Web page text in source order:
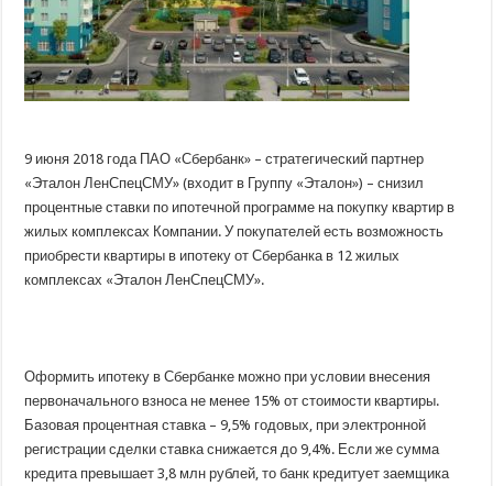
9 июня 2018 года ПАО «Сбербанк» – стратегический партнер
«Эталон ЛенСпецСМУ» (входит в Группу «Эталон») – снизил
процентные ставки по ипотечной программе на покупку квартир в
жилых комплексах Компании. У покупателей есть возможность
приобрести квартиры в ипотеку от Сбербанка в 12 жилых
комплексах «Эталон ЛенСпецСМУ».
Оформить ипотеку в Сбербанке можно при условии внесения
первоначального взноса не менее 15% от стоимости квартиры.
Базовая процентная ставка – 9,5% годовых, при электронной
регистрации сделки ставка снижается до 9,4%. Если же сумма
кредита превышает 3,8 млн рублей, то банк кредитует заемщика